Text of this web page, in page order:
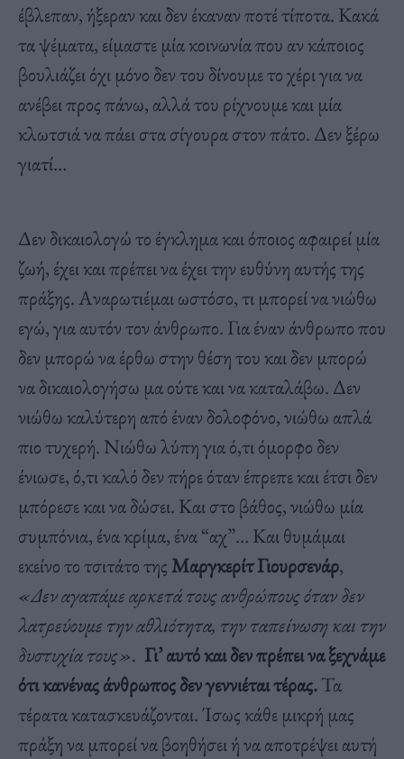
έβλεπαν, ήξεραν και δεν έκαναν ποτέ τίποτα. Κακά
τα ψέματα, είμαστε μία κοινωνία που αν κάποιος
βουλιάζει όχι μόνο δεν του δίνουμε το χέρι για να
ανέβει προς πάνω, αλλά του ρίχνουμε και μία
κλωτσιά να πάει στα σίγουρα στον πάτο. Δεν ξέρω
γιατί…
Δεν δικαιολογώ το έγκλημα και όποιος αφαιρεί μία
ζωή, έχει και πρέπει να έχει την ευθύνη αυτής της
πράξης. Αναρωτιέμαι ωστόσο, τι μπορεί να νιώθω
εγώ, για αυτόν τον άνθρωπο. Για έναν άνθρωπο που
δεν μπορώ να έρθω στην θέση του και δεν μπορώ
να δικαιολογήσω μα ούτε και να καταλάβω. Δεν
νιώθω καλύτερη από έναν δολοφόνο, νιώθω απλά
πιο τυχερή. Νιώθω λύπη για ό,τι όμορφο δεν
ένιωσε, ό,τι καλό δεν πήρε όταν έπρεπε και έτσι δεν
μπόρεσε και να δώσει. Και στο βάθος, νιώθω μία
συμπόνια, ένα κρίμα, ένα “αχ”… Και θυμάμαι
εκείνο το τσιτάτο τηςΜαργκερίτ Γιουρσενάρ,
«Δεν αγαπάμε αρκετά τους ανθρώπους όταν δεν
λατρεύουμε την αθλιότητα, την ταπείνωση και την
δυστυχία τους». Γι’ αυτό και δεν πρέπει να ξεχνάμε
ότι κανένας άνθρωπος δεν γεννιέται τέρας.Τα
τέρατα κατασκευάζονται. Ίσως κάθε μικρή μας
πράξη να μπορεί να βοηθήσει ή να αποτρέψει αυτή